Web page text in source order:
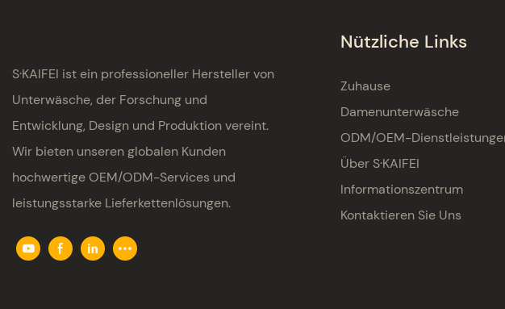
S·KAIFEI ist ein professioneller Hersteller von
Unterwäsche, der Forschung und
Entwicklung, Design und Produktion vereint.
Wir bieten unseren globalen Kunden
hochwertige OEM/ODM-Services und
leistungsstarke Lieferkettenlösungen.
Nützliche Links
Zuhause
Damenunterwäsche
ODM/OEM-
Über S·KAIFEI
Informationszentrum
Kontaktieren Sie Uns